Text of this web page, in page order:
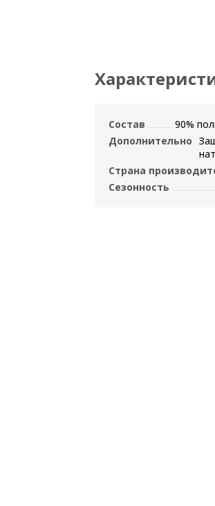
Состав
90%
Дополнительно
Страна
Сезонность